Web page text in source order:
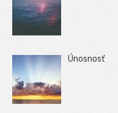
Únosnosť